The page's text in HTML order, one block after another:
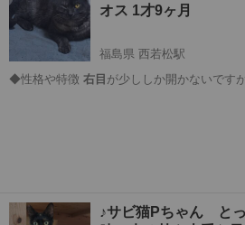
オス 1才9ヶ月
福島県 西若松駅
◆性格や特徴 右目 が少ししか開かないです
♪サビ猫Pちゃん と